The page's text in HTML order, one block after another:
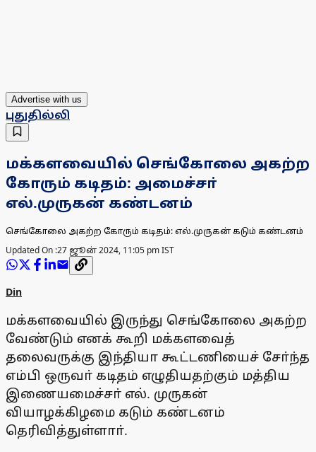
Advertise with us
புதுதில்லி
மக்களவையில் செங்கோலை அகற்ற
கோரும் கடிதம்: அமைச்சா்
எல்.முருகன் கண்டனம்
செங்கோலை அகற்ற கோரும் கடிதம்: எல்.முருகன் கடும் கண்டனம்
Updated On :27 ஜூன் 2024, 11:05 pm IST
Din
மக்களவையில் இருந்து செங்கோலை அகற்ற
வேண்டும் எனக் கூறி மக்களவைத்
தலைவருக்கு இந்தியா கூட்டணியைச் சோ்ந்த
எம்பி ஒருவா் கடிதம் எழுதியதற்கும் மத்திய
இணையமைச்சா் எல். முருகன்
வியாழக்கிழமை கடும் கண்டனம்
தெரிவித்துள்ளாா்.